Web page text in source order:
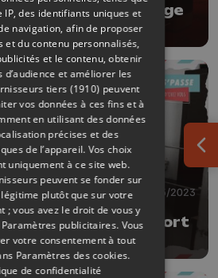
engage
04/05/2023
d’chez vous: Le Fort
IP, des identifiants uniques et
navigation, afin de proposer
et du contenu personnalisés,
et le contenu, obtenir
d’audience et améliorer les
tiers (1910) peuvent
vos données à ces fins et à
en utilisant des données
précises et des
de l’appareil. Vos choix
uniquement à ce site web.
peuvent se fonder sur
plutôt que sur votre
; vous avez le droit de vous y
Paramètres publicitaires. Vous
votre consentement à tout
Paramètres des cookies.
de confidentialité